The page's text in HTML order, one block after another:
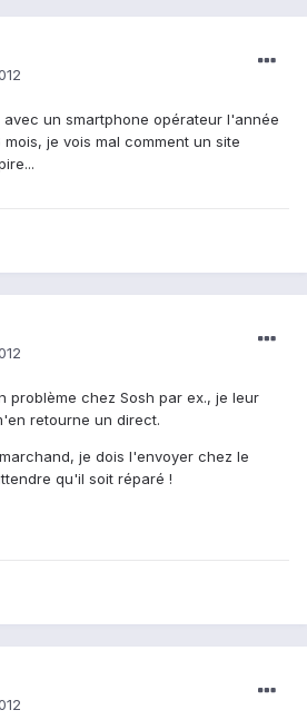
un smartphone opérateur l'année
je vois mal comment un site
problème chez Sosh par ex., je leur
retourne un direct.
je dois l'envoyer chez le
qu'il soit réparé !